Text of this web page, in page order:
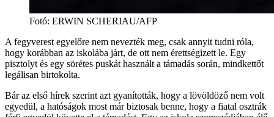
Fotó: ERWIN SCHERIAU/AFP
A fegyverest egyelőre nem nevezték meg, csak annyit tudni róla,
hogy korábban az iskolába járt, de ott nem érettségizett le. Egy
pisztolyt és egy sörétes puskát használt a támadás során, mindkettőt
legálisan birtokolta.
Bár az első hírek szerint azt gyanították, hogy a lövöldöző nem volt
egyedül, a hatóságok most már biztosak benne, hogy a fiatal osztrák